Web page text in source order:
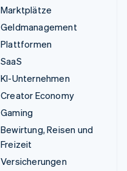
Marktplätze
Geldmanagement
Plattformen
SaaS
KI-Unternehmen
Creator Economy
Gaming
Bewirtung, Reisen und
Freizeit
Versicherungen